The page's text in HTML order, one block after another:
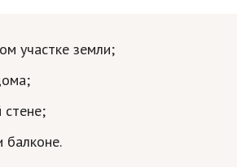
участке земли;
стене;
балконе.